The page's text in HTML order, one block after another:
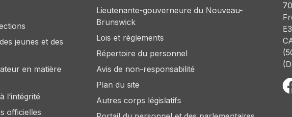
jeunes et des
en matière
l’intégrité
officielles
Lieutenante-gouverneure du Nouveau-
Brunswick
Lois et règlements
Répertoire du personnel
Avis de non-responsabilité
Plan du site
Autres corps législatifs